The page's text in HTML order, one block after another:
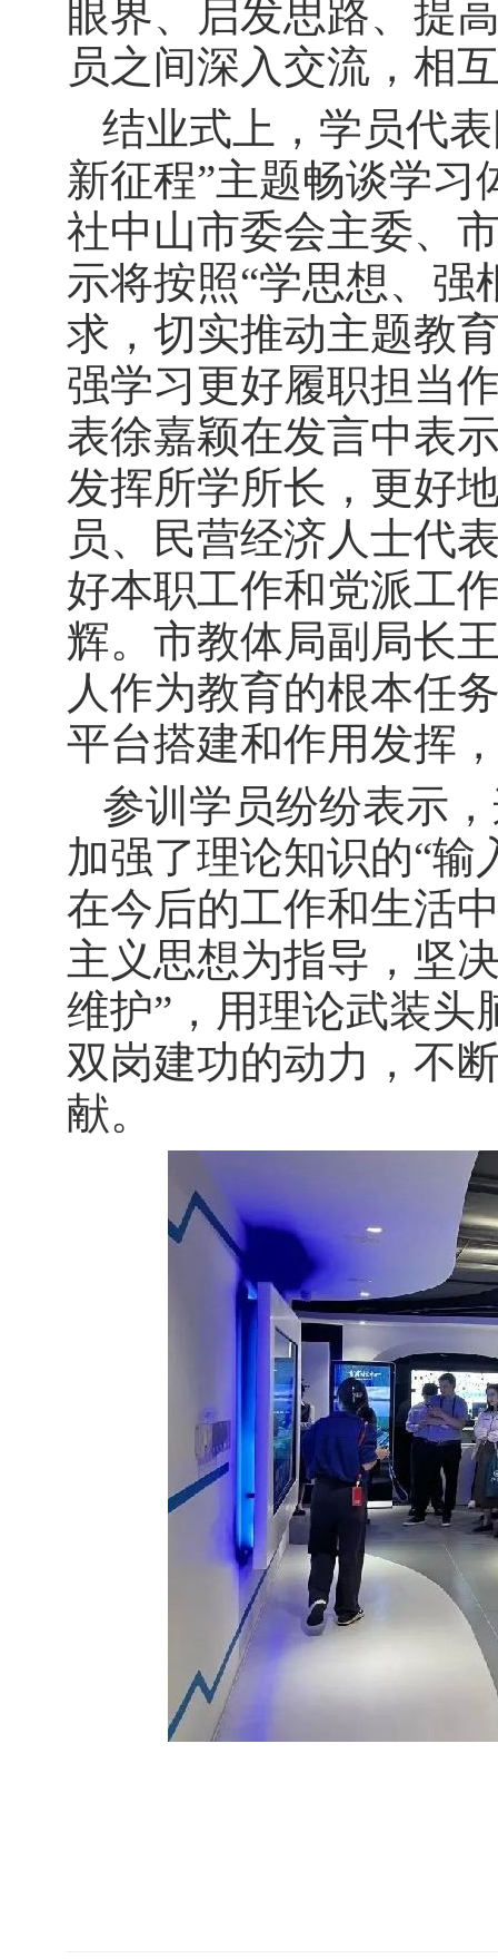
眼界、启发思路、提
员之间深入交流，相
结业式上，学员代
新征程”主题畅谈学
社中山市委会主委、
示将按照“学思想、强
求，切实推动主题教
强学习更好履职担当
表徐嘉颖在发言中表
发挥所学所长，更好
员、民营经济人士代
好本职工作和党派工
辉。市教体局副局长
人作为教育的根本任
平台搭建和作用发挥
参训学员纷纷表示
加强了理论知识的“输
在今后的工作和生活
主义思想为指导，坚
维护”，用理论武装头
双岗建功的动力，不
献。